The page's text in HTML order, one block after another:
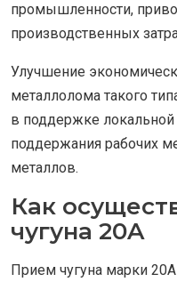
промышленности,
производственных
Улучшение
металлолома такого
в поддержке локальной
поддержания рабочих
металлов.
Как
чугуна 20A
Прием чугуна марки